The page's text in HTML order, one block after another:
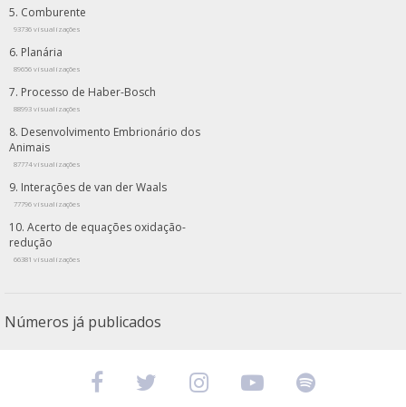
Comburente
93736 visualizações
Planária
89656 visualizações
Processo de Haber-Bosch
88993 visualizações
Desenvolvimento Embrionário dos
Animais
87774 visualizações
Interações de van der Waals
77796 visualizações
Acerto de equações oxidação-
redução
66381 visualizações
Números já publicados